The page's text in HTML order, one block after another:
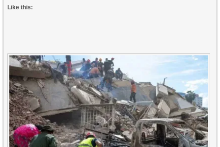
Like this: